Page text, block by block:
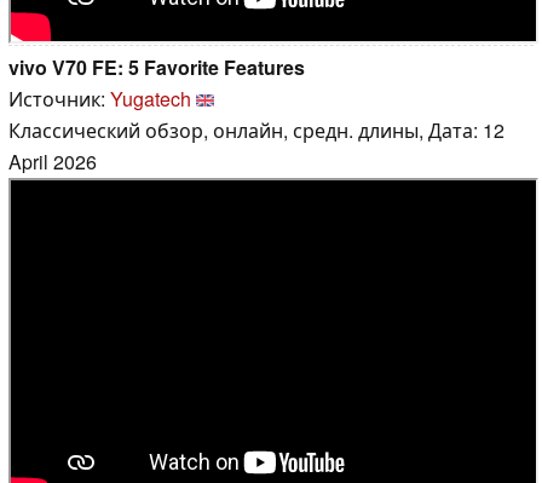
vivo V70 FE: 5 Favorite Features
Источник: Yugatech
Классический обзор, онлайн, средн. длины, Дата: 12
April 2026